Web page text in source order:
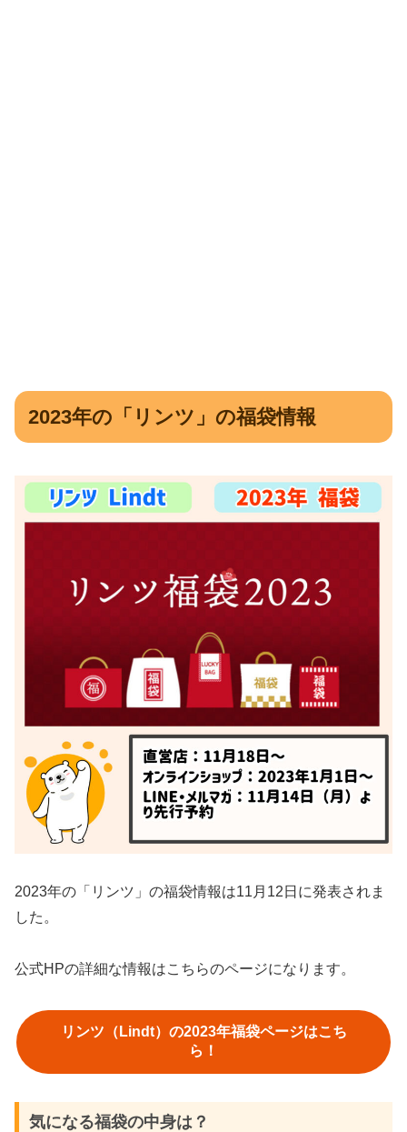
2023年の「リンツ」の福袋情報
2023年の「リンツ」の福袋情報は11月12日に発表されま
した。
公式HPの詳細な情報はこちらのページになります。
リンツ（Lindt）の2023年福袋ページはこち
ら！
気になる福袋の中身は？